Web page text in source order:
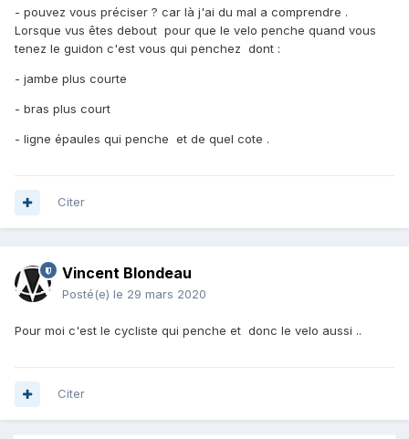
- pouvez vous préciser ? car là j'ai du mal a comprendre .
Lorsque vus êtes debout pour que le velo penche quand vous
tenez le guidon c'est vous qui penchez dont :
- jambe plus courte
- bras plus court
- ligne épaules qui penche et de quel cote .
Citer
Vincent Blondeau
Posté(e) le 29 mars 2020
Pour moi c'est le cycliste qui penche et donc le velo aussi ..
Citer